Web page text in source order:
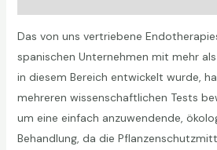
Das von uns vertriebene
spanischen Unternehmen mit mehr
in diesem Bereich entwickelt wurde,
mehreren wissenschaftlichen Tests
um eine einfach anzuwendende,
Behandlung, da die